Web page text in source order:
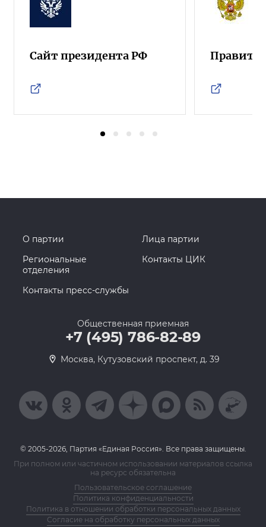
Сайт президента РФ
О партии
Лица партии
Региональные
отделения
Контакты ЦИК
Контакты пресс-службы
Общественная приемная
+7 (495) 786-82-89
Москва, Кутузовский проспект, д. 39
© 2005-2026, Партия «Единая Россия». Все права защищены.
При полном или частичном использовании материалов ссылка
на ресурс обязательна
Пользовательское соглашение
Политика конфиденциальности
Политика в отношении обработки персональных данных
Согласие на обработку персональных данных